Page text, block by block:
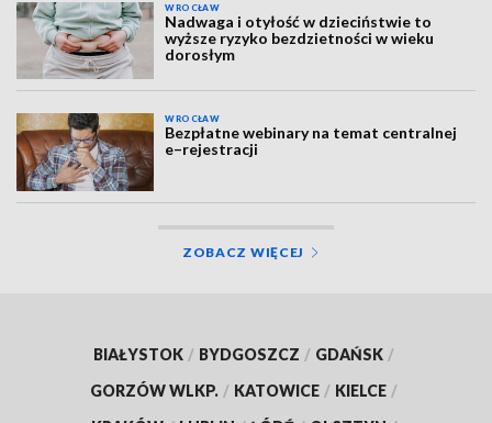
WROCŁAW
Nadwaga i otyłość w dzieciństwie to
wyższe ryzyko bezdzietności w wieku
dorosłym
WROCŁAW
Bezpłatne webinary na temat centralnej
e–rejestracji
ZOBACZ WIĘCEJ
BIAŁYSTOK / BYDGOSZCZ / GDAŃSK /
GORZÓW WLKP. / KATOWICE / KIELCE /